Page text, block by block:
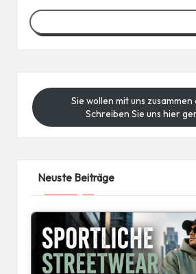
Sie wollen mit uns
Schreiben Sie uns hier
Neuste Beiträge